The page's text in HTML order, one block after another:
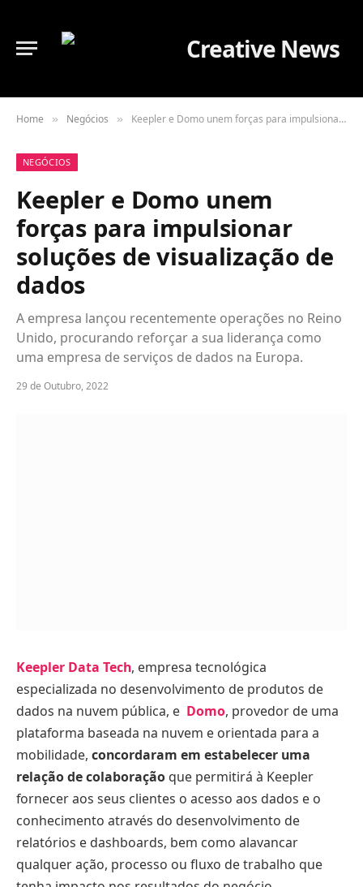
Home » Negócios » Keepler e Domo unem forças para impulsionar soluções de visualização de dados
NEGÓCIOS
Keepler e Domo unem
forças para impulsionar
soluções de visualização de
dados
A empresa lançou recentemente operações no Reino
Unido, procurando reforçar a sua liderança como
uma empresa de serviços de dados na Europa.
29 de Outubro, 2022
Keepler Data Tech, empresa tecnológica
especializada no desenvolvimento de produtos de
dados na nuvem pública, e Domo, provedor de uma
plataforma baseada na nuvem e orientada para a
mobilidade, concordaram em estabelecer uma
relação de colaboração que permitirá à Keepler
fornecer aos seus clientes o acesso aos dados e o
conhecimento através do desenvolvimento de
relatórios e dashboards, bem como alavancar
qualquer ação, processo ou fluxo de trabalho que